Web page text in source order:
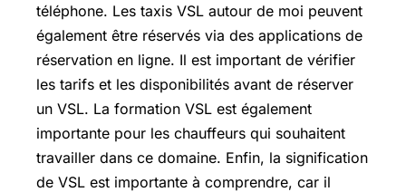
téléphone. Les taxis VSL autour de moi peuvent
également être réservés via des applications de
réservation en ligne. Il est important de vérifier
les tarifs et les disponibilités avant de réserver
un VSL. La formation VSL est également
importante pour les chauffeurs qui souhaitent
travailler dans ce domaine. Enfin, la signification
de VSL est importante à comprendre, car il